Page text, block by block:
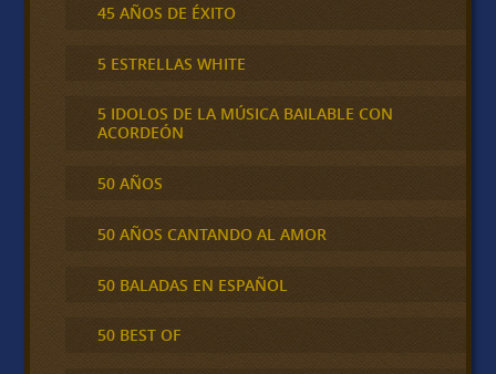
45 AÑOS DE ÉXITO
5 ESTRELLAS WHITE
5 IDOLOS DE LA MÚSICA BAILABLE CON
ACORDEÓN
50 AÑOS
50 AÑOS CANTANDO AL AMOR
50 BALADAS EN ESPAÑOL
50 BEST OF